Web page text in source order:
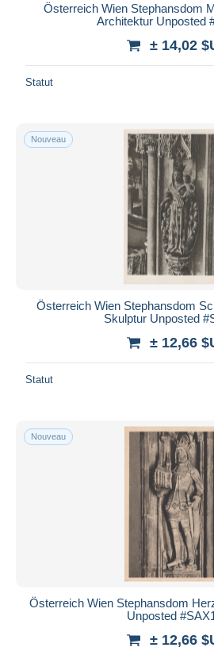
Österreich Wien Stephansdom
Architektur Unposted
± 14,02
Statut
Nouveau
Österreich Wien Stephansdom
Skulptur Unposted
± 12,66
Statut
Nouveau
Österreich Wien Stephansdom
Unposted
± 12,66